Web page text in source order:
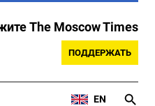
The Moscow Times
ПОДДЕРЖАТЬ
EN